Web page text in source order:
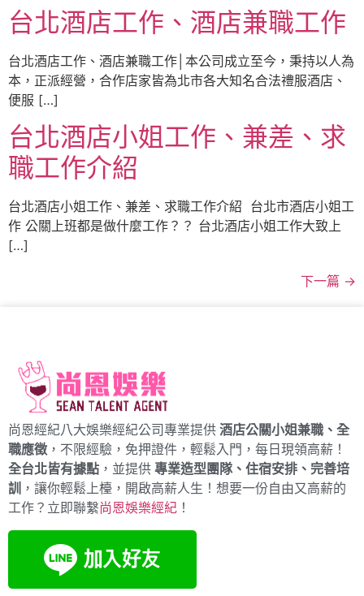
台北酒店工作、酒店兼職工作
台北酒店工作、酒店兼職工作│本公司成立至今，秉持以人為
本，正派經營，合作店家皆為北市各大知名合法禮服酒店、
便服 […]
台北酒店小姐工作、兼差、求
職工作介紹
台北酒店小姐工作、兼差、求職工作介紹 台北市酒店小姐工
作 公關上班都是做什麼工作？？ 台北酒店小姐工作大致上
[…]
下一篇 →
尚恩經紀八大娛樂經紀公司專業提供 酒店公關小姐兼職、全
職應徵 ，不限經驗，免押證件，輕鬆入門，每日現領高薪！
全台北皆有據點 ，並提供 專業造型團隊、住宿安排、完善培
訓
，讓你輕鬆上檯，開啟高薪人生！想要一份自由又高薪的
工作？立即聯繫尚恩娛樂經紀 ！